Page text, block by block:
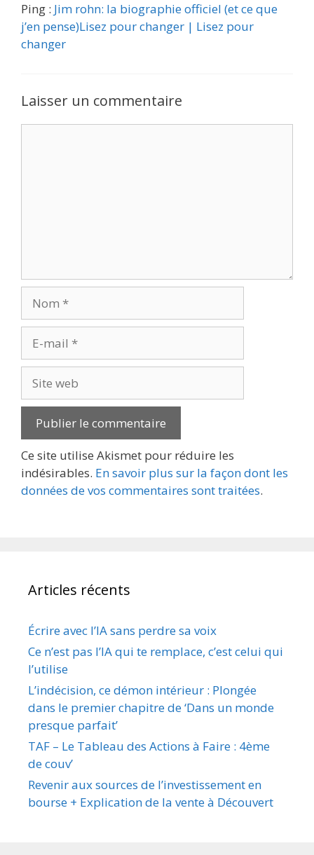
Ping : Jim rohn: la biographie officiel (et ce que
j’en pense)Lisez pour changer | Lisez pour
changer
Laisser un commentaire
mail
web
Ce site utilise Akismet pour réduire les
indésirables. En savoir plus sur la façon dont les
données de vos commentaires sont traitées.
Articles récents
Écrire avec l’IA sans perdre sa voix
Ce n’est pas l’IA qui te remplace, c’est celui qui
l’utilise
L’indécision, ce démon intérieur : Plongée
dans le premier chapitre de ‘Dans un monde
presque parfait’
TAF – Le Tableau des Actions à Faire : 4ème
de couv’
Revenir aux sources de l’investissement en
bourse + Explication de la vente à Découvert